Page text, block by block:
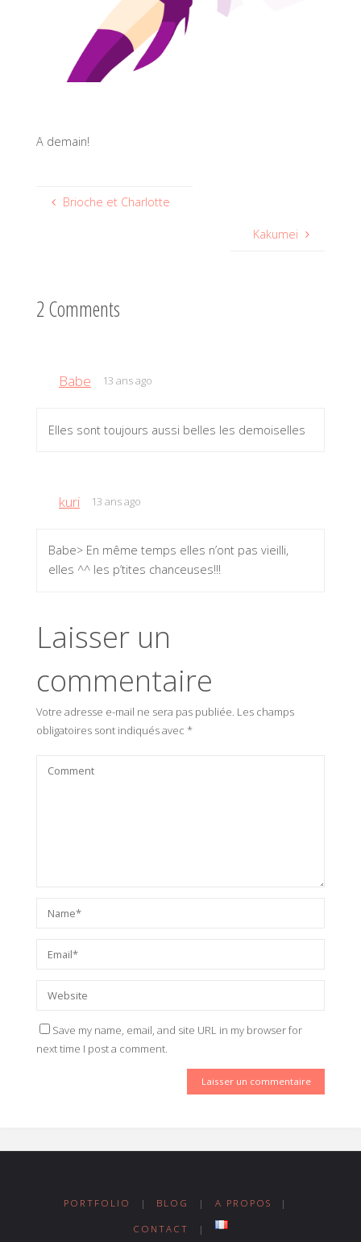
A demain!
Brioche et Charlotte
Kakumei
2 Comments
Babe 13 ans ago
Elles sont toujours aussi belles les demoiselles
kuri 13 ans ago
Babe> En même temps elles n’ont pas vieilli,
elles ^^ les p’tites chanceuses!!!
Laisser un
commentaire
Votre adresse e-mail ne sera pas publiée. Les champs
obligatoires sont indiqués avec *
Save my name, email, and site URL in my browser for
next time I post a comment.
PORTFOLIO | BLOG | A PROPOS |
CONTACT |